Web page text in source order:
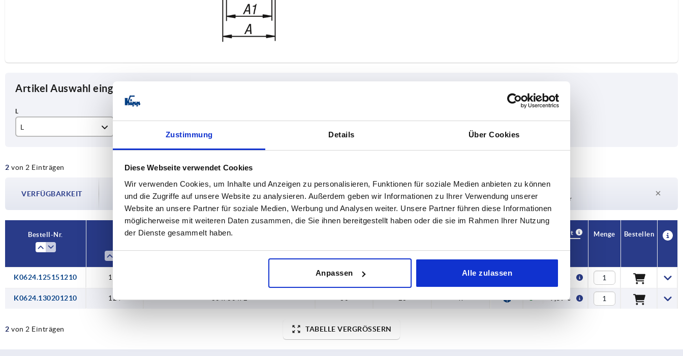
Zustimmung Details Über Cookies
Diese Webseite verwendet Cookies
Wir verwenden Cookies, um Inhalte und Anzeigen zu personalisieren, Funktionen für soziale Medien anbieten zu können
und die Zugriffe auf unsere Website zu analysieren. Außerdem geben wir Informationen zu Ihrer Verwendung unserer
Website an unsere Partner für soziale Medien, Werbung und Analysen weiter. Unsere Partner führen diese Informationen
möglicherweise mit weiteren Daten zusammen, die Sie ihnen bereitgestellt haben oder die sie im Rahmen Ihrer Nutzung
der Dienste gesammelt haben.
Anpassen Alle zulassen
Artikel Auswahl eingrenzen
L
124
25 x 25 x 1,5
30 x 30 x 2
25
30
2 von 2 Einträgen
VERFÜGBARKEIT
Die Verfügbarkeiten werden in regelmäßigen Abständen mehrmals täglich aktualisiert.
Im finalen Schritt vor Abschluss Ihrer Bestellung erfahren Sie das bestätigte
1-3 Tage
Lieferzeit auf Anfrage
4-20 Tage
Derzeit nicht auf Lager
Bestell-Nr.
Verfügbarkeit
Menge Bestellen
K0624.125151210 122 25 48,5 7,33 €
K0624.130201210 124 30 x 30 x 2 30 26 47 7,59 €
2 von 2 Einträgen TABELLE VERGRÖSSERN